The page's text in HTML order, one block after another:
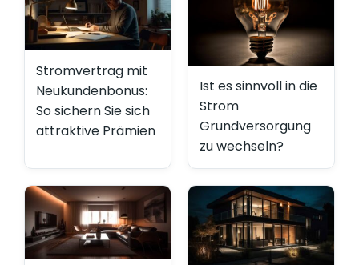
Stromvertrag mit
Neukundenbonus:
So sichern Sie sich
attraktive Prämien
Ist es sinnvoll in die
Strom
Grundversorgung
zu wechseln?